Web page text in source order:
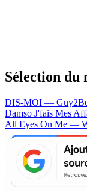
Sélection du
DIS-MOI —
Damso J'fais Mes
All Eyes On Me —